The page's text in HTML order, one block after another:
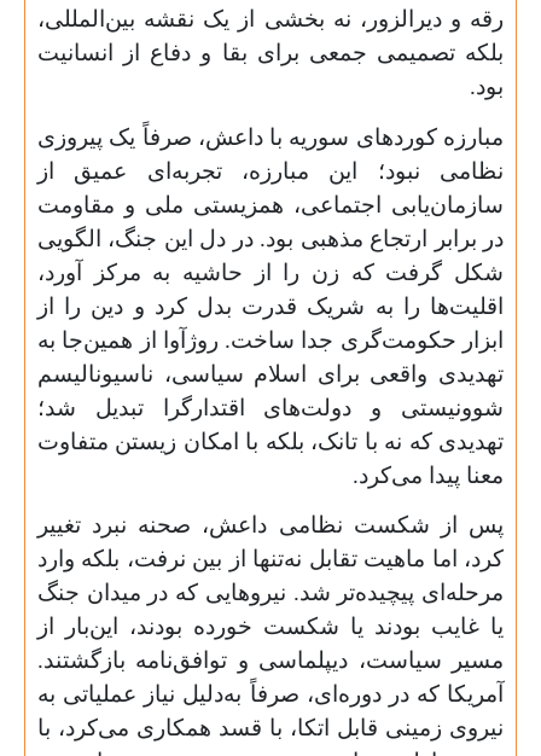
رقه و دیرالزور، نه بخشی از یک نقشه بین‌المللی،
بلکه تصمیمی جمعی برای بقا و دفاع از انسانیت
بود.
مبارزه کوردهای سوریه با داعش، صرفاً یک پیروزی
نظامی نبود؛ این مبارزه، تجربه‌ای عمیق از
سازمان‌یابی اجتماعی، همزیستی ملی و مقاومت
در برابر ارتجاع مذهبی بود. در دل این جنگ، الگویی
شکل گرفت که زن را از حاشیه به مرکز آورد،
اقلیت‌ها را به شریک قدرت بدل کرد و دین را از
ابزار حکومت‌گری جدا ساخت. روژآوا از همین‌جا به
تهدیدی واقعی برای اسلام سیاسی، ناسیونالیسم
شوونیستی و دولت‌های اقتدارگرا تبدیل شد؛
تهدیدی که نه با تانک، بلکه با امکان زیستن متفاوت
معنا پیدا می‌کرد.
پس از شکست نظامی داعش، صحنه نبرد تغییر
کرد، اما ماهیت تقابل نه‌تنها از بین نرفت، بلکه وارد
مرحله‌ای پیچیده‌تر شد. نیروهایی که در میدان جنگ
یا غایب بودند یا شکست خورده بودند، این‌بار از
مسیر سیاست، دیپلماسی و توافق‌نامه بازگشتند.
آمریکا که در دوره‌ای، صرفاً به‌دلیل نیاز عملیاتی به
نیروی زمینی قابل اتکا، با قسد همکاری می‌کرد، با